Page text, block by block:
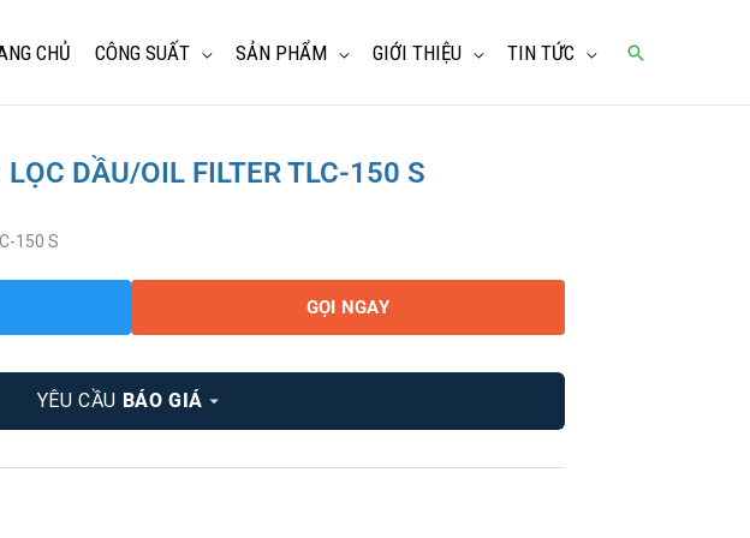
CHỦ CÔNG SUẤT SẢN PHẨM GIỚI THIỆU TIN TỨC
Tìm
DẦU/OIL FILTER TLC-150 S
150 S
GỌI NGAY
YÊU CẦU BÁO GIÁ